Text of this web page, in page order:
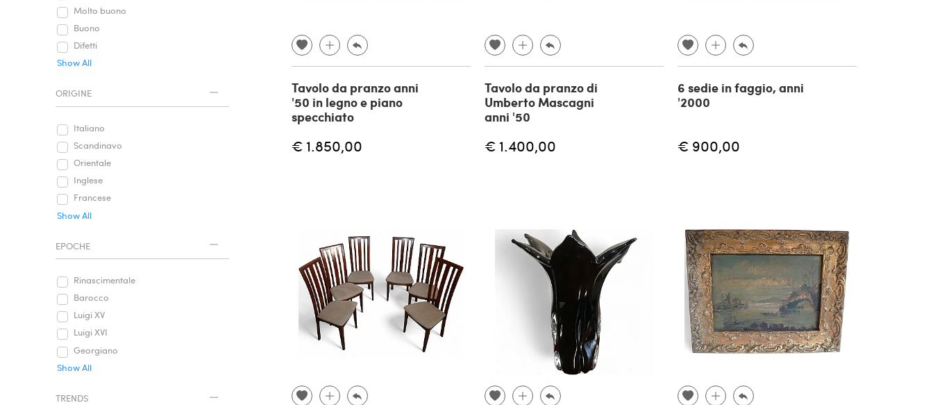
Molto buono
Buono
Difetti
Show All
ORIGINE
Italiano
Scandinavo
Orientale
Inglese
Francese
Show All
EPOCHE
Rinascimentale
Barocco
Luigi XV
Luigi XVI
Georgiano
Show All
TRENDS
Tavolo da pranzo anni
'50 in legno e piano
specchiato
€ 1.850,00
Tavolo da pranzo di
Umberto Mascagni
anni '50
€ 1.400,00
6 sedie in faggio, anni
'2000
€ 900,00